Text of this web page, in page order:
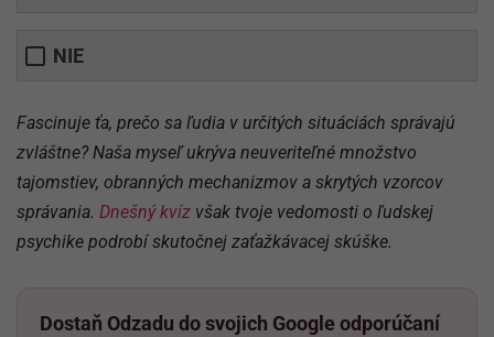
NIE
Fascinuje ťa, prečo sa ľudia v určitých situáciách správajú
zvláštne? Naša myseľ ukrýva neuveriteľné množstvo
tajomstiev, obranných mechanizmov a skrytých vzorcov
správania. Dnešný kvíz však tvoje vedomosti o ľudskej
psychike podrobí skutočnej zaťažkávacej skúške.
Dostaň Odzadu do svojich Google odporúčaní